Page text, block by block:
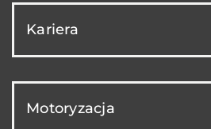
Kariera
Motoryzacja